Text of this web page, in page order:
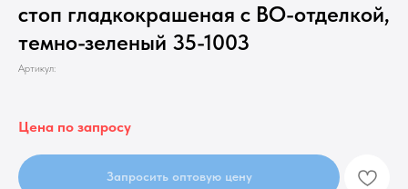
стоп гладкокрашеная с ВО-отделкой,
темно-зеленый 35-1003
Артикул:
Цена по запросу
Запросить оптовую цену